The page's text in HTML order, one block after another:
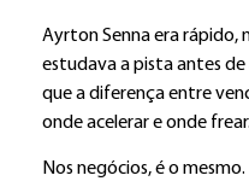
Ayrton Senna era rápido,
estudava a pista
que a diferença entre
onde acelerar e onde frear.
Nos negócios, é o